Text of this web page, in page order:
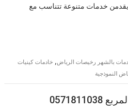
يقدمن خدمات متنوعة تتناسب مع
بالشهر رخيصات الرياض,خادمات كينيات
النموذجية